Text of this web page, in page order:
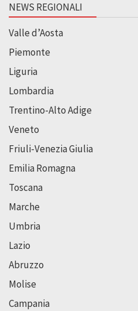
NEWS REGIONALI
Valle d’Aosta
Piemonte
Liguria
Lombardia
Trentino-Alto Adige
Veneto
Friuli-Venezia Giulia
Emilia Romagna
Toscana
Marche
Umbria
Lazio
Abruzzo
Molise
Campania